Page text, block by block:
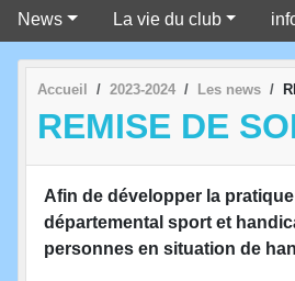
News La vie du club
Accueil 2023-2024 Les news
REMISE DE
Afin de développer la
départemental sport et
personnes en situation de